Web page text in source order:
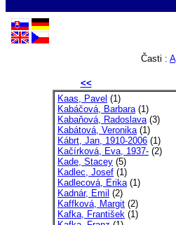
Časti : A
<<
Kaas, Pavel (1)
Kabáčová, Barbara(1)
Kabaňová, Radoslava(3)
Kabátová, Veronika(1)
Kábrt, Jan, 1910-2006 (1)
Kačírková, Eva, 1937- (2)
Kade, Stacey (5)
Kadlec, Josef (1)
Kadlecová, Erika(1)
Kadnár, Emil (2)
Kaffková, Margit (2)
Kafka, František (1)